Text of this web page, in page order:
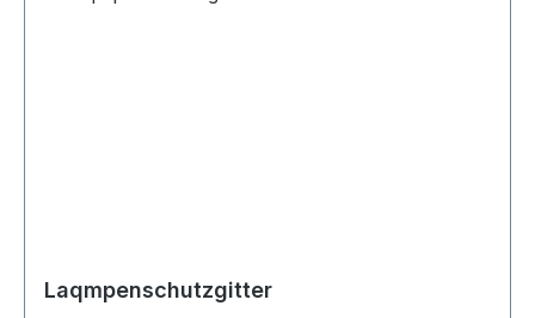
Laqmpenschutzgitter